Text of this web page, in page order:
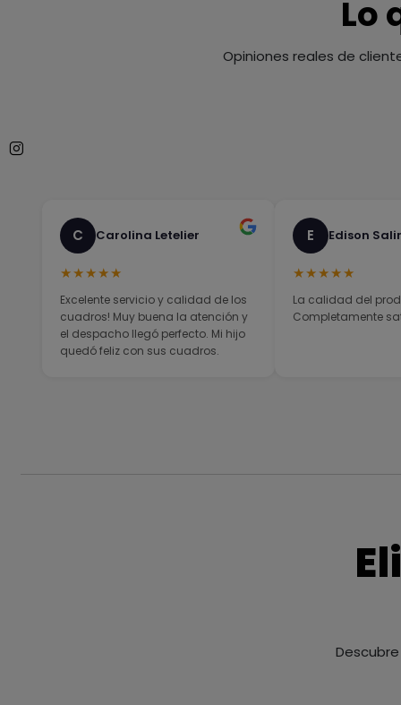
Lo
Opiniones reales de
C Carolina Letelier
★★★★★
Excelente servicio y calidad de los
cuadros! Muy buena la atención y
el despacho llegó perfecto. Mi hijo
quedó feliz con sus cuadros.
E Edison
★★★★★
La calidad del
Completamente